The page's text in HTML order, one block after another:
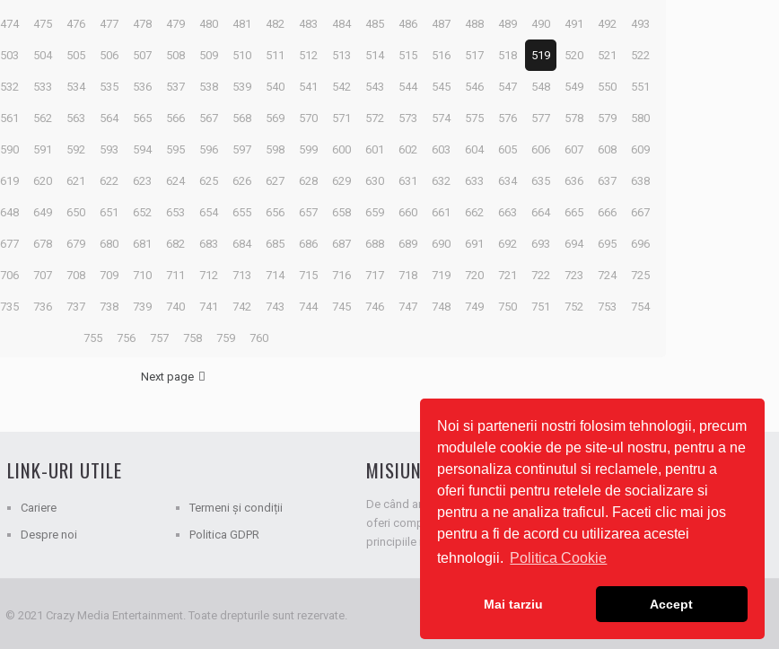
Noi si partenerii nostri folosim tehnologii, precum
modulele cookie de pe site-ul nostru, pentru a ne
personaliza continutul si reclamele, pentru a
oferi functii pentru retelele de socializare si
pentru a ne analiza traficul. Faceti clic mai jos
pentru a fi de acord cu utilizarea acestei
tehnologii. Politica Cookie
Mai tarziu Accept
474 475 476 477 478 479 480 481 482 483 484 485 486 487 488 489 490 491 492 493
503 504 505 506 507 508 509 510 511 512 513 514 515 516 517 518 519 520 521 522
532 533 534 535 536 537 538 539 540 541 542 543 544 545 546 547 548 549 550 551
561 562 563 564 565 566 567 568 569 570 571 572 573 574 575 576 577 578 579 580
590 591 592 593 594 595 596 597 598 599 600 601 602 603 604 605 606 607 608 609
619 620 621 622 623 624 625 626 627 628 629 630 631 632 633 634 635 636 637 638
648 649 650 651 652 653 654 655 656 657 658 659 660 661 662 663 664 665 666 667
677 678 679 680 681 682 683 684 685 686 687 688 689 690 691 692 693 694 695 696
706 707 708 709 710 711 712 713 714 715 716 717 718 719 720 721 722 723 724 725
735 736 737 738 739 740 741 742 743 744 745 746 747 748 749 750 751 752 753 754
755 756 757 758 759 760
Next page
LINK-URI UTILE
Cariere
Despre noi
Termeni și condiții
Politica GDPR
MISIUNEA NOASTRĂ
De când am apărut pe piață, ne-am respectat promisiunea de a
oferi companiilor ce ne aleg servicii de cea mai înaltă calitate,
principiile noastre fiind viteză, profesionalism și eficiență!
© 2021 Crazy Media Entertainment. Toate drepturile sunt rezervate.